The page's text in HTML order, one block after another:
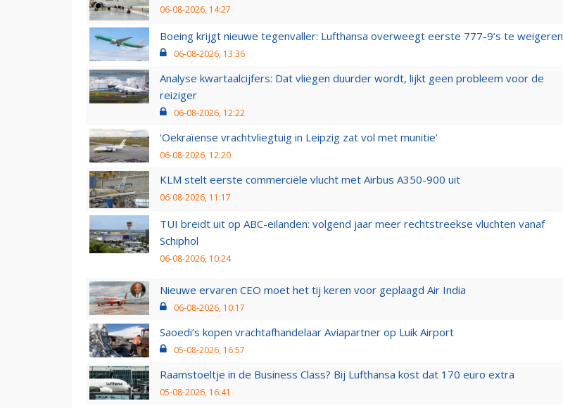
06-08-2026, 14:27
Boeing krijgt nieuwe tegenvaller: Lufthansa overweegt eerste 777-9’s te weigeren
06-08-2026, 13:36
Analyse kwartaalcijfers: Dat vliegen duurder wordt, lijkt geen probleem voor de
reiziger
06-08-2026, 12:22
'Oekraïense vrachtvliegtuig in Leipzig zat vol met munitie'
06-08-2026, 12:20
KLM stelt eerste commerciële vlucht met Airbus A350-900 uit
06-08-2026, 11:17
TUI breidt uit op ABC-eilanden: volgend jaar meer rechtstreekse vluchten vanaf
Schiphol
06-08-2026, 10:24
Nieuwe ervaren CEO moet het tij keren voor geplaagd Air India
06-08-2026, 10:17
Saoedi’s kopen vrachtafhandelaar Aviapartner op Luik Airport
05-08-2026, 16:57
Raamstoeltje in de Business Class? Bij Lufthansa kost dat 170 euro extra
05-08-2026, 16:41